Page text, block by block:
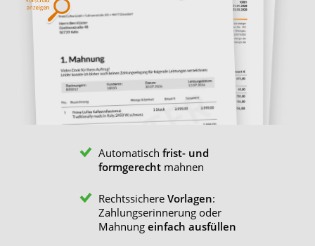
Automatisch frist- und
formgerechtmahnen
Rechtssichere Vorlagen:
Zahlungserinnerung oder
Mahnung einfach ausfüllen